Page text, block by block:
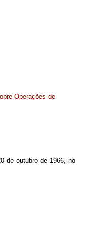
Operações de
de outubro de 1966, no